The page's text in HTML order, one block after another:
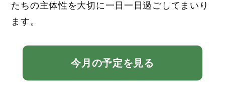
たちの主体性を大切に一日一日過ごしてまいり
ます。
今月の予定を見る